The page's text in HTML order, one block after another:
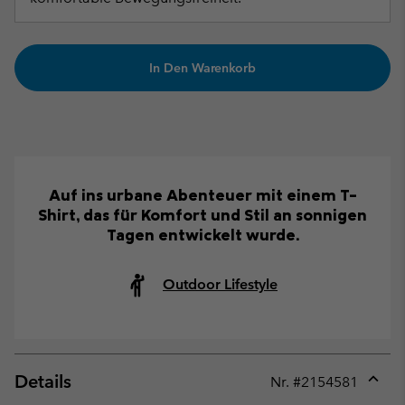
In Den Warenkorb
Auf ins urbane Abenteuer mit einem T-
Shirt, das für Komfort und Stil an sonnigen
Tagen entwickelt wurde.
Outdoor Lifestyle
Details Nr. #2154581